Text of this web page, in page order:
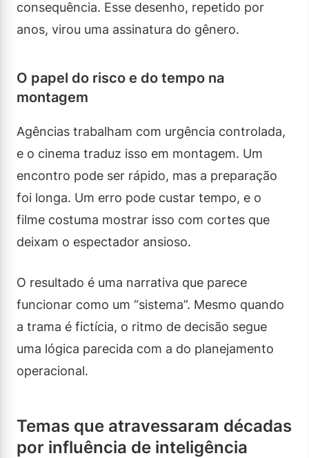
consequência. Esse desenho, repetido por
anos, virou uma assinatura do gênero.
O papel do risco e do tempo na
montagem
Agências trabalham com urgência controlada,
e o cinema traduz isso em montagem. Um
encontro pode ser rápido, mas a preparação
foi longa. Um erro pode custar tempo, e o
filme costuma mostrar isso com cortes que
deixam o espectador ansioso.
O resultado é uma narrativa que parece
funcionar como um “sistema”. Mesmo quando
a trama é fictícia, o ritmo de decisão segue
uma lógica parecida com a do planejamento
operacional.
Temas que atravessaram décadas
por influência de inteligência